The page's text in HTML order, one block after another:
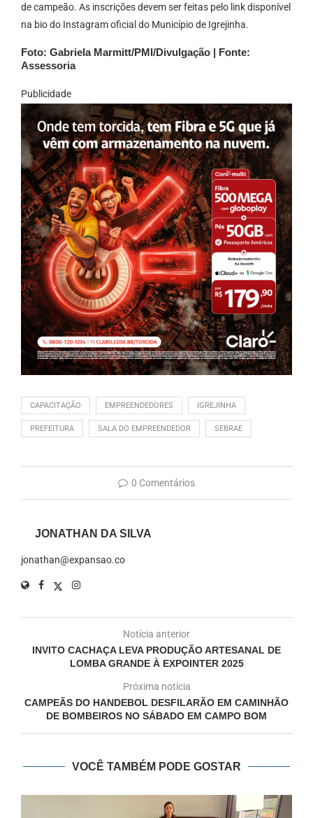
de campeão. As inscrições devem ser feitas pelo link disponível
na bio do Instagram oficial do Município de Igrejinha.
Foto: Gabriela Marmitt/PMI/Divulgação | Fonte:
Assessoria
Publicidade
CAPACITAÇÃO EMPREENDEDORES IGREJINHA
PREFEITURA SALA DO EMPREENDEDOR SEBRAE
0 Comentários
JONATHAN DA SILVA
jonathan@expansao.co
Notícia anterior
INVITO CACHAÇA LEVA PRODUÇÃO ARTESANAL DE
LOMBA GRANDE À EXPOINTER 2025
Próxima notícia
CAMPEÃS DO HANDEBOL DESFILARÃO EM CAMINHÃO
DE BOMBEIROS NO SÁBADO EM CAMPO BOM
VOCÊ TAMBÉM PODE GOSTAR